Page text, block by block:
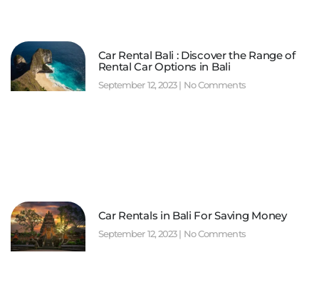
Car Rental Bali : Discover the Range of
Rental Car Options in Bali
September 12, 2023 No Comments
Car Rentals in Bali For Saving Money
September 12, 2023 No Comments